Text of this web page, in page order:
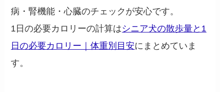
病・腎機能・心臓のチェックが安心です。
1日の必要カロリーの計算はシニア犬の散歩量と1
日の必要カロリー｜体重別目安にまとめていま
す。